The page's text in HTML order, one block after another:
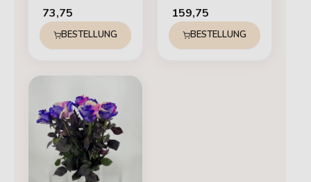
73,75
BESTELLUNG
159,75
BESTELLUNG